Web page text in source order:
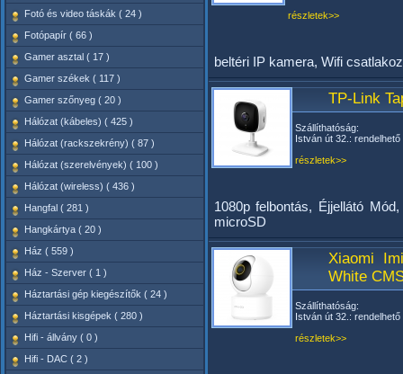
Fotó és video táskák ( 24 )
Fotópapír ( 66 )
Gamer asztal ( 17 )
Gamer székek ( 117 )
Gamer szőnyeg ( 20 )
Hálózat (kábeles) ( 425 )
Hálózat (rackszekrény) ( 87 )
Hálózat (szerelvények) ( 100 )
Hálózat (wireless) ( 436 )
Hangfal ( 281 )
Hangkártya ( 20 )
Ház ( 559 )
Ház - Szerver ( 1 )
Háztartási gép kiegészítők ( 24 )
Háztartási kisgépek ( 280 )
Hifi - állvány ( 0 )
Hifi - DAC ( 2 )
részletek>>
beltéri IP kamera, Wifi
TP-Link
Szállíthatóság:
István út 32.: rendelhető
részletek>>
1080p felbontás, Éjjellátó
microSD
Xiaomi
White
Szállíthatóság:
István út 32.: rendelhető
részletek>>